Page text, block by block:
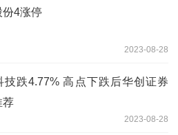
份4涨停
2023-08-28
技跌4.77% 高点下跌后华创证券
荐
2023-08-28